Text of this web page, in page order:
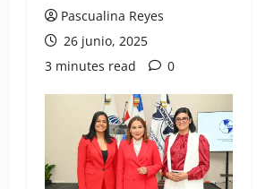
Pascualina Reyes
26 junio, 2025
3 minutes read
0